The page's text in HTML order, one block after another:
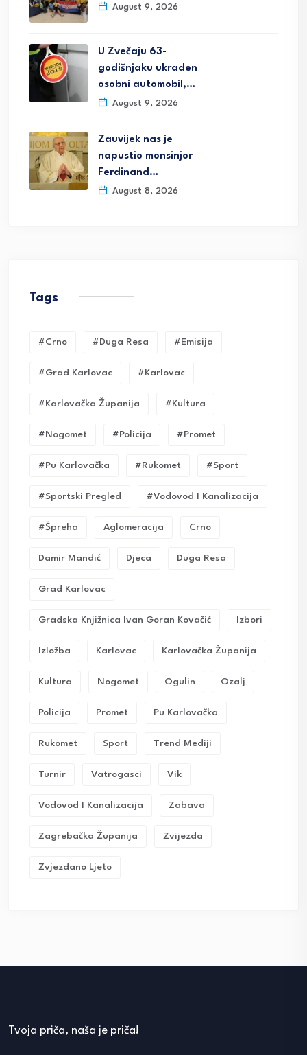
August 9, 2026
U Zvečaju 63-
godišnjaku ukraden
osobni automobil,…
August 9, 2026
Zauvijek nas je
napustio monsinjor
Ferdinand…
August 8, 2026
Tags
#crno #duga Resa #emisija
#grad Karlovac #karlovac
#karlovačka Županija #kultura
#nogomet #policija #promet
#pu Karlovačka #rukomet #sport
#sportski Pregled #vodovod I Kanalizacija
#Špreha Aglomeracija Crno
Damir Mandić Djeca Duga Resa
Grad Karlovac
Gradska Knjižnica Ivan Goran Kovačić Izbori
Izložba Karlovac Karlovačka Županija
Kultura Nogomet Ogulin Ozalj
Policija Promet Pu Karlovačka
Rukomet Sport Trend Mediji
Turnir Vatrogasci Vik
Vodovod I Kanalizacija Zabava
Zagrebačka Županija Zvijezda
Zvjezdano Ljeto
Tvoja priča, naša je priča!